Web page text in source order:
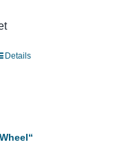
Details